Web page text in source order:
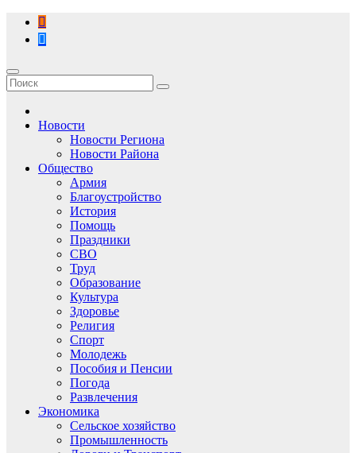
Перейти
содержимому
Новости
Новости Региона
Новости Района
Общество
Армия
Благоустройство
История
Помощь
Праздники
СВО
Труд
Образование
Культура
Здоровье
Религия
Спорт
Молодежь
Пособия и Пенсии
Погода
Развлечения
Экономика
Сельское хозяйство
Промышленность